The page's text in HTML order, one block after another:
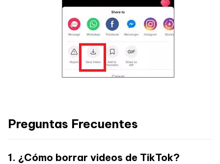
Preguntas Frecuentes
1. ¿Cómo borrar videos de TikTok?